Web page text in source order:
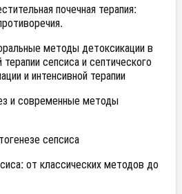
почечная терапия:
методы детоксикации в
сепсиса и септического
и интенсивной терапии
и современные методы
сепсиса
от классических методов до